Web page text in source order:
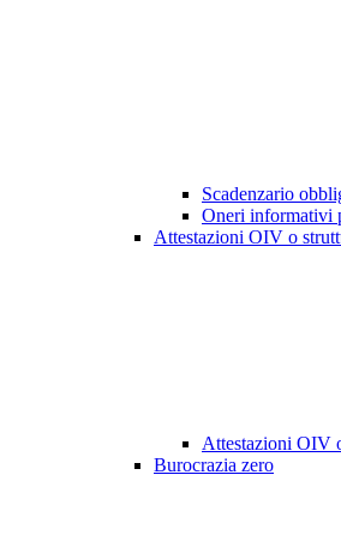
Scadenzario
Oneri informativi
Attestazioni OIV o
Attestazioni OIV
Burocrazia zero